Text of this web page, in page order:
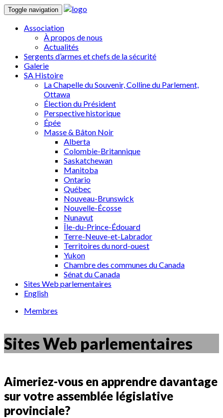
Toggle navigation
Association
À propos de nous
Actualités
Sergents d’armes et chefs de la sécurité
Galerie
SA Histoire
La Chapelle du Souvenir, Colline du Parlement,
Ottawa
Élection du Président
Perspective historique
Épée
Masse & Bâton Noir
Alberta
Colombie-Britannique
Saskatchewan
Manitoba
Ontario
Québec
Nouveau-Brunswick
Nouvelle-Écosse
Nunavut
Île-du-Prince-Édouard
Terre-Neuve-et-Labrador
Territoires du nord-ouest
Yukon
Chambre des communes du Canada
Sénat du Canada
Sites Web parlementaires
English
Membres
Sites Web parlementaires
Aimeriez-vous en apprendre davantage
sur votre assemblée législative
provinciale?